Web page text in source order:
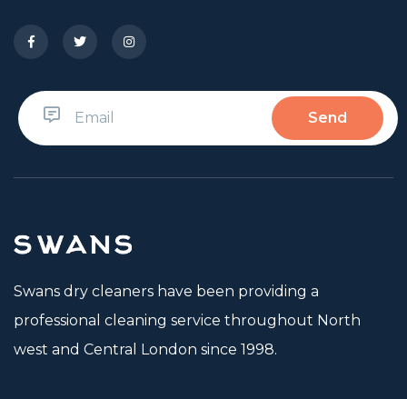
Swans dry cleaners have been providing a
professional cleaning service throughout North
west and Central London since 1998.